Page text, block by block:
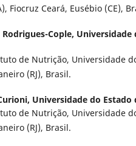
Fiocruz Ceará, Eusébio (CE),
Cople, Universidade
de Nutrição, Universidade
(RJ), Brasil.
Universidade do Estado
de Nutrição, Universidade
(RJ), Brasil.